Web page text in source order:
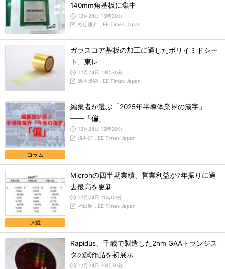
140mm角基板に集中
12月24日 15時30分
杉山康介，EE Times Japan
ガラスコア基板の加工に適したポリイミドシー
ト、東レ
12月24日 13時30分
馬本隆綱，EE Times Japan
コラム
編集者が選ぶ「2025年半導体業界の漢字」
――「偏」
12月24日 12時30分
浅井涼，EE Times Japan
連載
Micronの四半期業績、営業利益が7年振りに過
去最高を更新
12月24日 11時00分
福田昭，EE Times Japan
Rapidus、千歳で製造した2nm GAAトランジス
タの試作品を初展示
12月24日 10時30分